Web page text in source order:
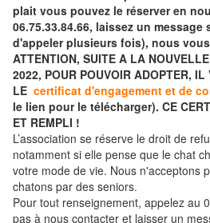
plait vous pouvez le réserver en
06.75.33.84.66, laissez un
d'appeler plusieurs fois), nous
ATTENTION, SUITE A LA
2022, POUR POUVOIR ADOPTER, IL
LE certificat d'engagement et de
le lien pour le télécharger). CE
ET REMPLI !
L’association se réserve le droit de
notamment si elle pense que le chat
votre mode de vie. Nous n'acceptons
chatons par des seniors.
Pour tout renseignement, appelez au
pas à nous contacter et laisser un